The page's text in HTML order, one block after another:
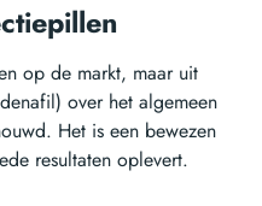
op de markt, maar uit
over het algemeen
Het is een bewezen
resultaten oplevert.